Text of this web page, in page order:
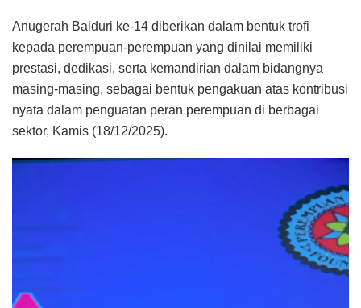
Anugerah Baiduri ke-14 diberikan dalam bentuk trofi
kepada perempuan-perempuan yang dinilai memiliki
prestasi, dedikasi, serta kemandirian dalam bidangnya
masing-masing, sebagai bentuk pengakuan atas kontribusi
nyata dalam penguatan peran perempuan di berbagai
sektor, Kamis (18/12/2025).